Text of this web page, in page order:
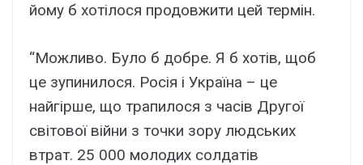
йому б хотілося продовжити цей термін.
“Можливо. Було б добре. Я б хотів, щоб
це зупинилося. Росія і Україна – це
найгірше, що трапилося з часів Другої
світової війни з точки зору людських
втрат. 25 000 молодих солдатів